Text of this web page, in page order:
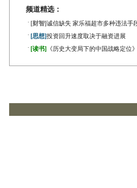
频道精选：
· [财智]诚信缺失 家乐福超市多种违法手
· [思想]投资回升速度取决于融资进展
· [读书] 《历史大变局下的中国战略定位》